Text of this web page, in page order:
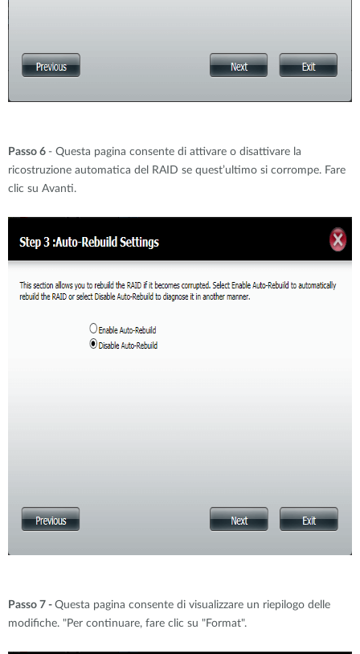
Passo 6 - Questa pagina consente di attivare o disattivare la
ricostruzione automatica del RAID se quest’ultimo si corrompe. Fare
clic su Avanti.
Passo 7 - Questa pagina consente di visualizzare un riepilogo delle
modifiche. "Per continuare, fare clic su "Format".